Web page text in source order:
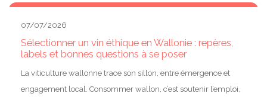
07/07/2026
Sélectionner un vin éthique en Wallonie : repères,
labels et bonnes questions à se poser
La viticulture wallonne trace son sillon, entre émergence et
engagement local. Consommer wallon, c’est soutenir l’emploi,